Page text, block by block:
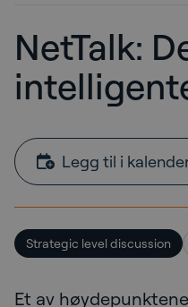
NetTalk:
Legg til i
Strategic level discussion
Et av